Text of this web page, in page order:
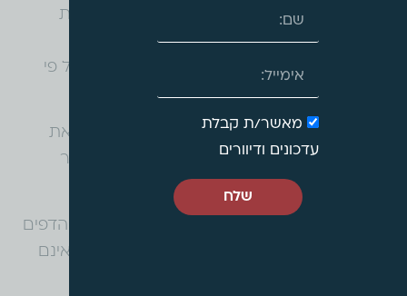
• ניווט באמצעות מקלדת: ניווט בין נושאים ושדות
באמצעות SHIFT +TAB .
• רמת הנגישות באתר: רמת הנגישות באתר על פי
החוק הנדרש הינה רמה 2 – AA.
עו״ד על נדל״ןממשיכה לפעול על מנת לשפר את
נגישות האתר, כחלק ממחויבותה ורצונה לאפשר
שימוש באתר לכלל האוכלוסייה.
ברצוננו לציין, כי למרות המאמצים להנגשת כל הדפים
באתר, ייתכן שיתגלו חלקים ספציפיים באתר שאינם
מאשר/ת קבלת
עדכונים ודיוורים
שלח